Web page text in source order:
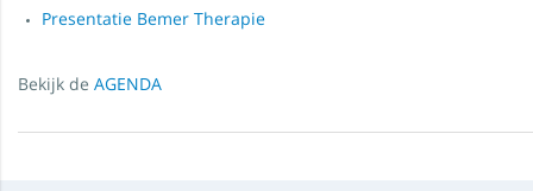
Presentatie Bemer Therapie
Bekijk de AGENDA